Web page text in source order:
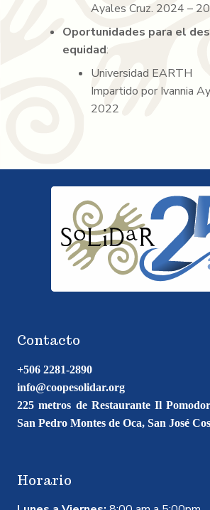
Ayales Cruz. 2024 –
Oportunidades para el
equidad:
Universidad EARTH
Impartido por Ivannia
2022
Contacto
+506 2281-2890
info@coopesolidar.org
225 metros de Restaurante Il
San Pedro Montes de Oca, San José
Horario